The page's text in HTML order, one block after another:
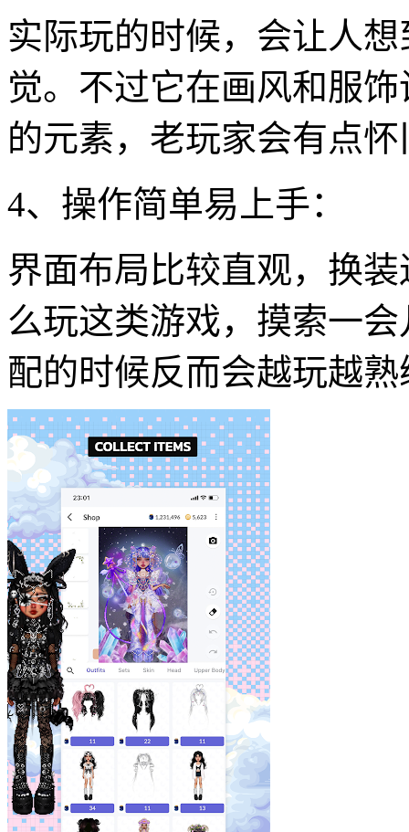
实际玩的时候，会让人
觉。不过它在画风和服
的元素，老玩家会有点
4、操作简单易上手：
界面布局比较直观，换
么玩这类游戏，摸索一
配的时候反而会越玩越熟